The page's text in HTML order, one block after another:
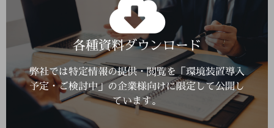
各種資料ダウンロード
弊社では特定情報の提供・閲覧を「環境装置導入
予定・ご検討中」の企業様向けに限定して公開し
ています。
詳しくはこちら
Click Here